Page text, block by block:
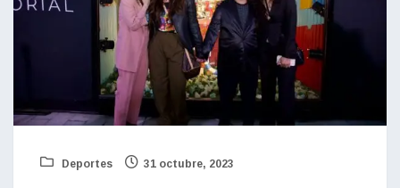
Deportes 31 octubre, 2023